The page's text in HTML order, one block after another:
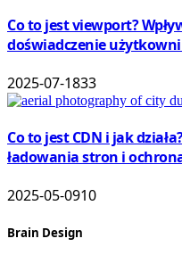
Co to jest viewport?
doświadczenie
2025-07-1833
Co to jest CDN i jak
ładowania stron i
2025-05-0910
Brain Design